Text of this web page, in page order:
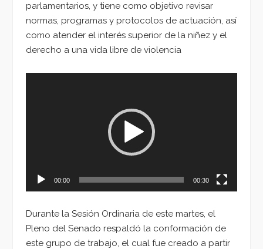
parlamentarios, y tiene como objetivo revisar
normas, programas y protocolos de actuación, así
como atender el interés superior de la niñez y el
derecho a una vida libre de violencia
00:00 00:30
Durante la Sesión Ordinaria de este martes, el
Pleno del Senado respaldó la conformación de
este grupo de trabajo, el cual fue creado a partir